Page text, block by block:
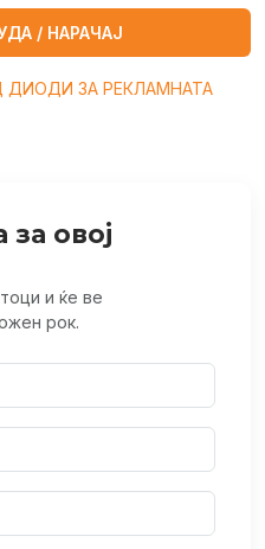
/ НАРАЧАЈ
ДИОДИ ЗА РЕКЛАМНАТА
за овој
и ќе ве
рок.